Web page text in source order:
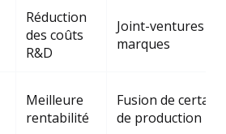
Réduction
des coûts
R&D
Joint-ventures
marques
Meilleure
rentabilité
Fusion de
de production